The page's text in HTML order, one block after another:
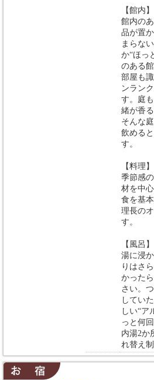
【館内】
館内の
品が置
まらな
か“ほっ
のある館
部屋も
ンラン
す。庭
緒が香
そんな
飲める
す。
【料理】
季節感
材を中
食を基
理長の
す。
【風呂】
湯に浸
りはさ
かった
さい。
してい
しい“ア
っと何
内湯2か
れ替え